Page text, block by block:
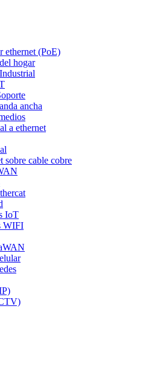
ethernet (PoE)
hogar
ancha
a ethernet
sobre cable cobre
IoT
WIFI